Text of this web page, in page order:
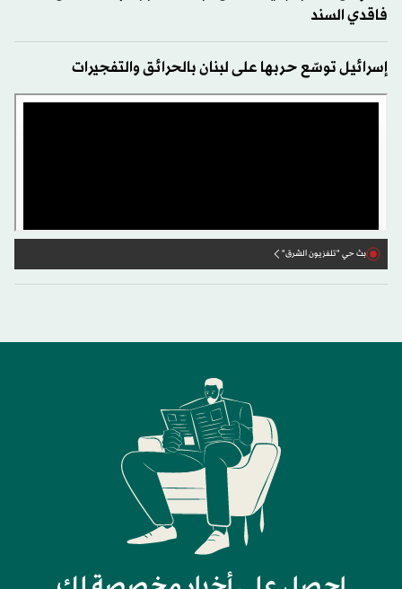
فاقدي السند
إسرائيل توسّع حربها على لبنان بالحرائق والتفجيرات
بث حي "تلفزيون الشرق"